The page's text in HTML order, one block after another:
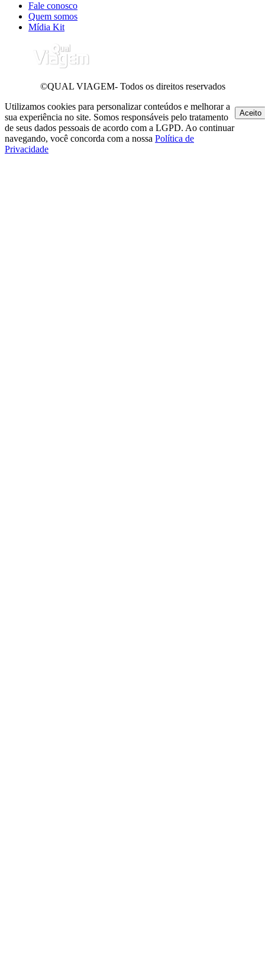
Fale conosco
Quem somos
Mídia Kit
©QUAL VIAGEM- Todos os direitos reservados
Utilizamos cookies para personalizar conteúdos e melhorar a
sua experiência no site. Somos responsáveis pelo tratamento
de seus dados pessoais de acordo com a LGPD. Ao continuar
navegando, você concorda com a nossa Política de
Privacidade
Aceito